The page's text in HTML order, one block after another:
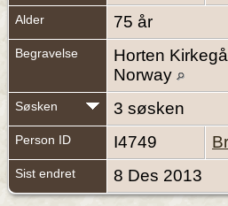
Alder 75 år
Begravelse
Horten
Norway
Søsken 3 søsken
Person ID I4749
Sist endret 8 Des 2013